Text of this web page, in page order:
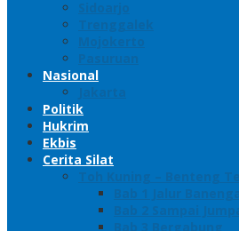
Sidoarjo
Trenggalek
Mojokerto
Pasuruan
Nasional
Jakarta
Politik
Hukrim
Ekbis
Cerita Silat
Toh Kuning – Benteng
Bab 1 Jalur
Bab 2 Sampai
Bab 3 Bergabung